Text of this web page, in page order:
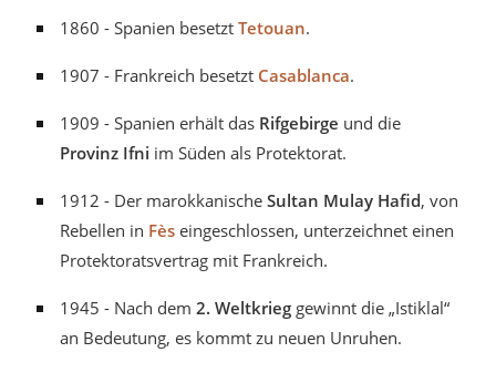
1860 - Spanien besetzt Tetouan.
1907 - Frankreich besetzt Casablanca.
1909 - Spanien erhält das Rifgebirge und die
Provinz Ifni im Süden als Protektorat.
1912 - Der marokkanische Sultan Mulay Hafid, von
Rebellen in Fès eingeschlossen, unterzeichnet einen
Protektoratsvertrag mit Frankreich.
1945 - Nach dem 2. Weltkrieg gewinnt die „Istiklal“
an Bedeutung, es kommt zu neuen Unruhen.